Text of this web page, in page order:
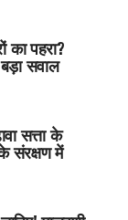
का पहरा?
सवाल
सत्ता के
के संरक्षण में